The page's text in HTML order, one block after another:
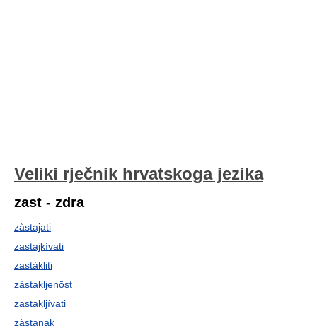
Veliki rječnik hrvatskoga jezika
zast - zdra
zàstajati
zastajkívati
zastàkliti
zàstakljenōst
zastakljívati
zàstanak